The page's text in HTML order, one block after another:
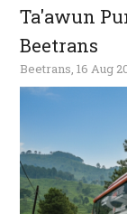
Ta'awun
Beetrans
Beetrans, 16 Aug